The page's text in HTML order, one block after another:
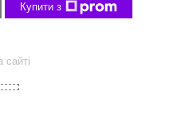
Купити з
сайті